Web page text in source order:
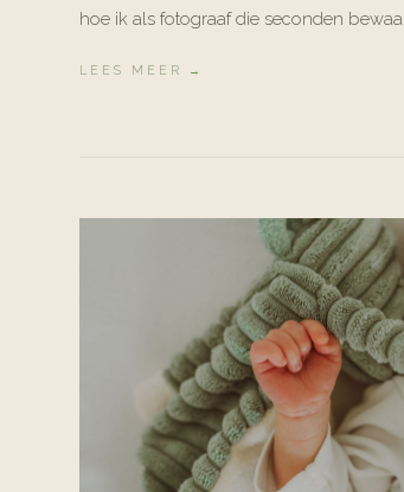
hoe ik als fotograaf die seconden
LEES MEER →